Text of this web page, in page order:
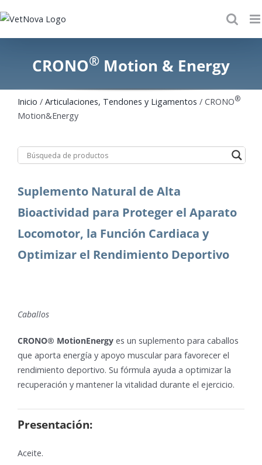
to
content
CRONO® Motion & Energy
Inicio / Articulaciones, Tendones y Ligamentos / CRONO®
Motion&Energy
Suplemento Natural de Alta
Bioactividad para Proteger el Aparato
Locomotor, la Función Cardiaca y
Optimizar el Rendimiento Deportivo
Caballos
CRONO® MotionEnergy es un suplemento para caballos
que aporta energía y apoyo muscular para favorecer el
rendimiento deportivo. Su fórmula ayuda a optimizar la
recuperación y mantener la vitalidad durante el ejercicio.
Presentación:
Aceite.